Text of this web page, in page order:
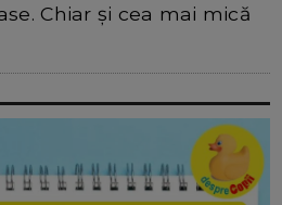
Chiar și cea mai mică